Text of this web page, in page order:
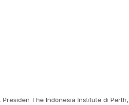
The Indonesia Institute di